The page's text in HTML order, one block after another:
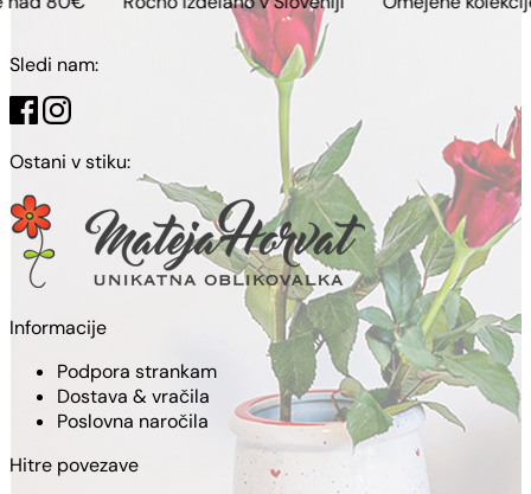
Sledi nam:
Ostani v stiku:
Informacije
Podpora strankam
Dostava & vračila
Poslovna naročila
Hitre povezave